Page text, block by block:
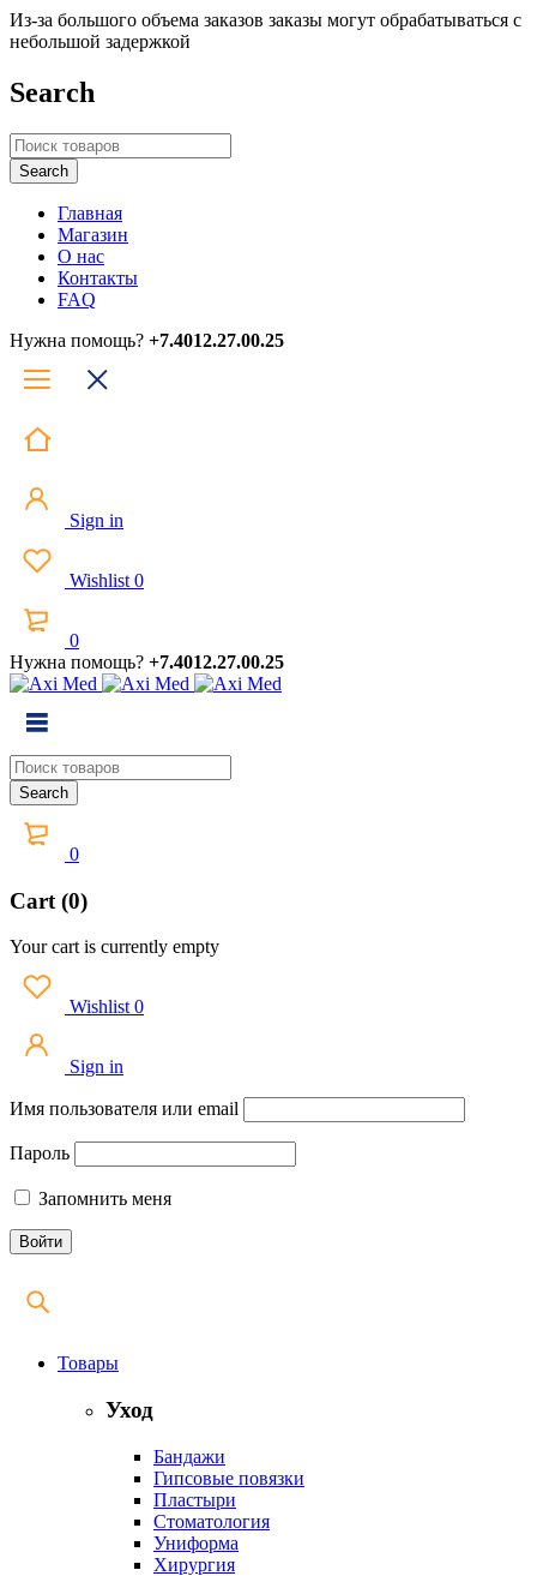
Из-за большого объема заказов заказы могут обрабатываться с
небольшой задержкой
Search
Главная
Магазин
О нас
Контакты
FAQ
Нужна помощь? +7.4012.27.00.25
Sign in
Wishlist 0
0
Нужна помощь? +7.4012.27.00.25
0
Cart (0)
Your cart is currently empty
Wishlist 0
Sign in
Имя пользователя или email
Пароль
Запомнить меня
Товары
Уход
Бандажи
Гипсовые повязки
Пластыри
Стоматология
Униформа
Хирургия